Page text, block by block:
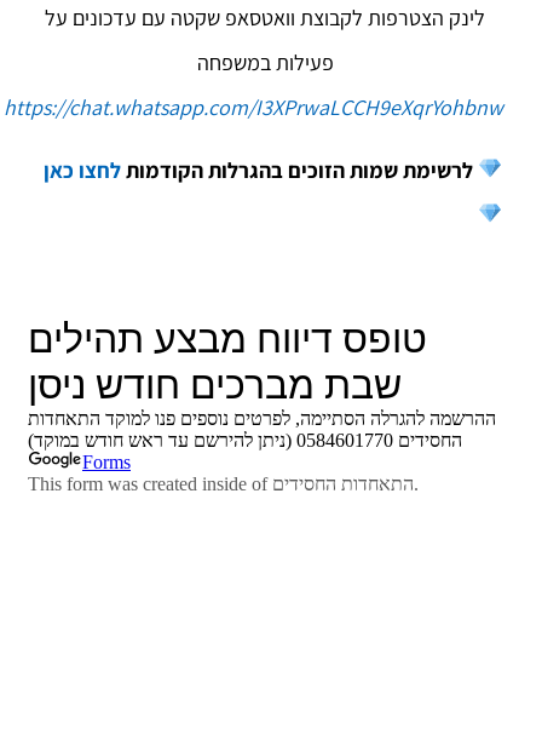
לינק הצטרפות לקבוצת וואטסאפ שקטה עם עדכונים על
פעילות במשפחה
https://chat.whatsapp.com/I3XPrwaLCCH9eXqrYohbnw
לרשימת שמות הזוכים בהגרלות הקודמותלחצו כאן